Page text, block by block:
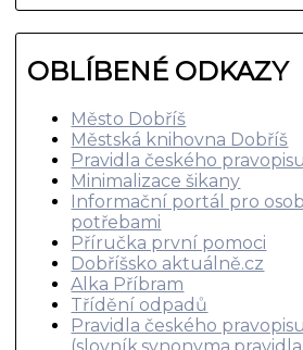
OBLÍBENÉ ODKAZY
Město Dobříš
Městská knihovna Dobříš
Pravidla českého pravopisu
Minimalizace šikany
Informační portál pro
potřebami
Příručka první pomoci
Dobříšsko aktuálně.cz
Alka Příbram
Třídění odpadů
Pravidla českého pravopisu